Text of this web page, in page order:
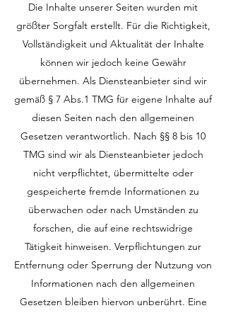
Die Inhalte unserer Seiten wurden mit
größter Sorgfalt erstellt. Für die Richtigkeit,
Vollständigkeit und Aktualität der Inhalte
können wir jedoch keine Gewähr
übernehmen. Als Diensteanbieter sind wir
gemäß § 7 Abs.1 TMG für eigene Inhalte auf
diesen Seiten nach den allgemeinen
Gesetzen verantwortlich. Nach §§ 8 bis 10
TMG sind wir als Diensteanbieter jedoch
nicht verpflichtet, übermittelte oder
gespeicherte fremde Informationen zu
überwachen oder nach Umständen zu
forschen, die auf eine rechtswidrige
Tätigkeit hinweisen. Verpflichtungen zur
Entfernung oder Sperrung der Nutzung von
Informationen nach den allgemeinen
Gesetzen bleiben hiervon unberührt. Eine